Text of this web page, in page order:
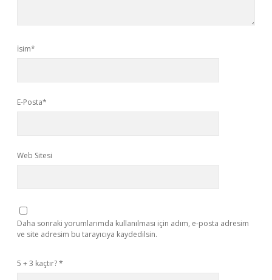
İsim*
E-Posta*
Web Sitesi
Daha sonraki yorumlarımda kullanılması için adım, e-posta adresim
ve site adresim bu tarayıcıya kaydedilsin.
5 + 3 kaçtır?*